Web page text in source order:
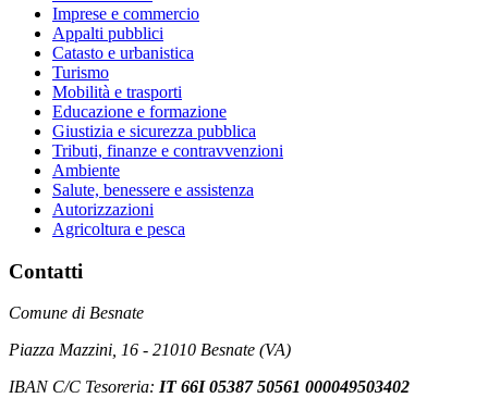
Imprese e commercio
Appalti pubblici
Catasto e urbanistica
Turismo
Mobilità e trasporti
Educazione e formazione
Giustizia e sicurezza pubblica
Tributi, finanze e contravvenzioni
Ambiente
Salute, benessere e assistenza
Autorizzazioni
Agricoltura e pesca
Contatti
Comune di Besnate
Piazza Mazzini, 16 - 21010 Besnate (VA)
IBAN C/C Tesoreria: IT 66I 05387 50561 000049503402